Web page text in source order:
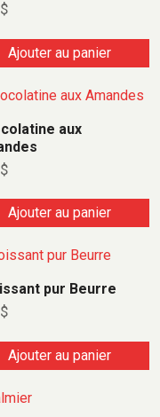
$
Ajouter au panier
aux
$
Ajouter au panier
pur Beurre
$
Ajouter au panier